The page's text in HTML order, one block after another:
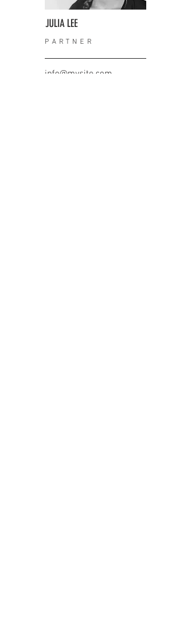
JULIA LEE
PARTNER
info@mysite.com